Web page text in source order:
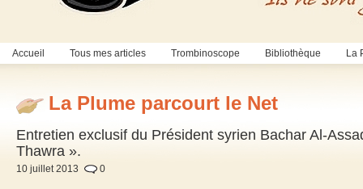
Accueil Tous mes articles Trombinoscope Bibliothèque La
La Plume parcourt le Net
Entretien exclusif du Président syrien Bachar Al-
Thawra ».
10 juillet 2013 0